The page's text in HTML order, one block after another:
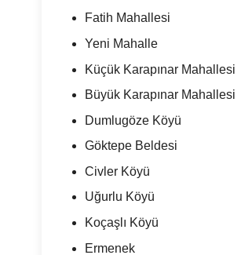
Fatih Mahallesi
Yeni Mahalle
Küçük Karapınar Mahallesi
Büyük Karapınar Mahallesi
Dumlugöze Köyü
Göktepe Beldesi
Civler Köyü
Uğurlu Köyü
Koçaşlı Köyü
Ermenek